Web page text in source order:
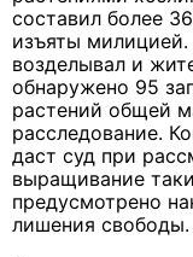
составил более
изъяты
возделывал и
обнаружено 95
растений общей
расследование.
даст суд при
выращивание
предусмотрено
лишения свободы.